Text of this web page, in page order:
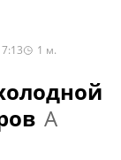
1 м.
А